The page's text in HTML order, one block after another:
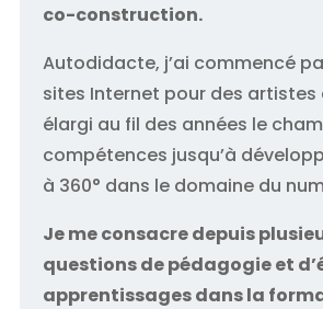
co-construction.
Autodidacte, j’ai commencé
sites Internet pour des artistes
élargi au fil des années le
compétences jusqu’à
à 360° dans le domaine du
Je me consacre depuis
questions de pédagogie et
apprentissages dans la